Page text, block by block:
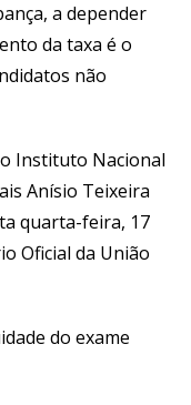
a depender
da taxa é o
não
o Instituto Nacional
Anísio Teixeira
quarta-feira, 17
Oficial da União
do exame